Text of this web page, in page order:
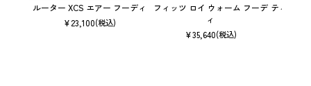
ルーター XCS エアー フーディ
¥23,100(税込)
フィッツ ロイ ウォーム フーデ
ィ
¥35,640(税込)
ティフォ